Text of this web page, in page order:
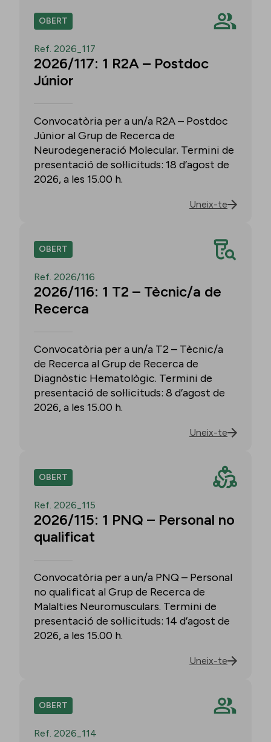
OBERT
Ref. 2026_117
2026/117: 1 R2A – Postdoc
Júnior
Convocatòria per a un/a R2A – Postdoc
Júnior al Grup de Recerca de
Neurodegeneració Molecular. Termini de
presentació de sol·licituds: 18 d’agost de
2026, a les 15.00 h.
Uneix-te
OBERT
Ref. 2026/116
2026/116: 1 T2 – Tècnic/a de
Recerca
Convocatòria per a un/a T2 – Tècnic/a
de Recerca al Grup de Recerca de
Diagnòstic Hematològic. Termini de
presentació de sol·licituds: 8 d’agost de
2026, a les 15.00 h.
Uneix-te
OBERT
Ref. 2026_115
2026/115: 1 PNQ – Personal no
qualificat
Convocatòria per a un/a PNQ – Personal
no qualificat al Grup de Recerca de
Malalties Neuromusculars. Termini de
presentació de sol·licituds: 14 d’agost de
2026, a les 15.00 h.
Uneix-te
OBERT
Ref. 2026_114